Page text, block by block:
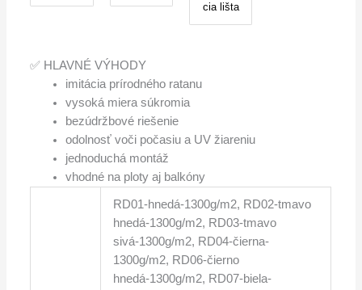
cia lišta
✅ HLAVNÉ VÝHODY
imitácia prírodného ratanu
vysoká miera súkromia
bezúdržbové riešenie
odolnosť voči počasiu a UV žiareniu
jednoduchá montáž
vhodné na ploty aj balkóny
RD01-hnedá-1300g/m2, RD02-tmavo
hnedá-1300g/m2, RD03-tmavo
sivá-1300g/m2, RD04-čierna-
1300g/m2, RD06-čierno
hnedá-1300g/m2, RD07-biela-